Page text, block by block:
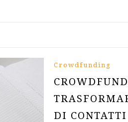
Crowdfunding
DI